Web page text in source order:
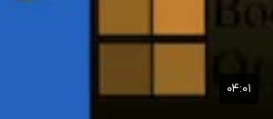
۰۴:۰۱